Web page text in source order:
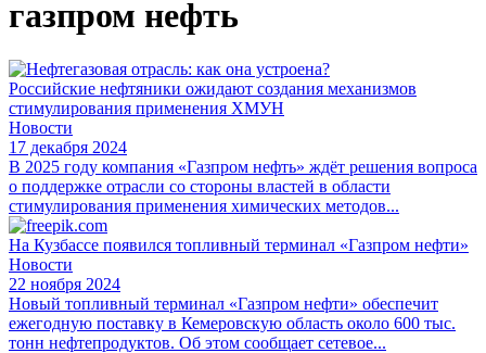
газпром нефть
Российские нефтяники ожидают создания механизмов
стимулирования применения ХМУН
Новости
17 декабря 2024
В 2025 году компания «Газпром нефть» ждёт решения вопроса
о поддержке отрасли со стороны властей в области
стимулирования применения химических методов...
На Кузбассе появился топливный терминал «Газпром нефти»
Новости
22 ноября 2024
Новый топливный терминал «Газпром нефти» обеспечит
ежегодную поставку в Кемеровскую область около 600 тыс.
тонн нефтепродуктов. Об этом сообщает сетевое...